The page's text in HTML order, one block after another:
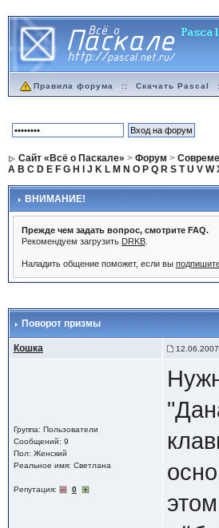
Правила форума :: Скачать Pascal
Сайт «Всё о Паскале» > Форум >
A B C D E F G H J K L M N O P Q R S T U V W
ВНИМАНИЕ!
Прежде чем задать вопрос, смотрите FAQ.
Рекомендуем загрузить DRKB.
Наладить общение поможет, если вы
Поворот призмы
Кошка
Группа: Пользователи
Сообщений: 9
Пол: Женский
Реальное имя: Светлана
Репутация: 0